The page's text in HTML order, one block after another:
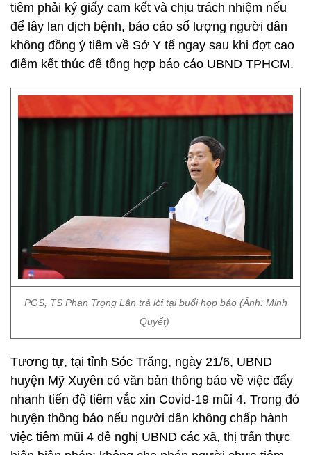
tiêm phải ký giấy cam kết và chịu trách nhiệm nếu
để lây lan dịch bệnh, báo cáo số lượng người dân
không đồng ý tiêm về Sở Y tế ngay sau khi đợt cao
điểm kết thúc để tổng hợp báo cáo UBND TPHCM.
PGS, TS Phan Trọng Lân trả lời tại buổi họp báo (Ảnh: Minh
Quyết)
Tương tự, tại tỉnh Sóc Trăng, ngày 21/6, UBND
huyện Mỹ Xuyên có văn bản thông báo về việc đẩy
nhanh tiến độ tiêm vắc xin Covid-19 mũi 4. Trong đó
huyện thông báo nếu người dân không chấp hành
việc tiêm mũi 4 đề nghị UBND các xã, thị trấn thực